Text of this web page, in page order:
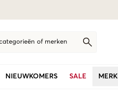
of merken
NIEUWKOMERS SALE